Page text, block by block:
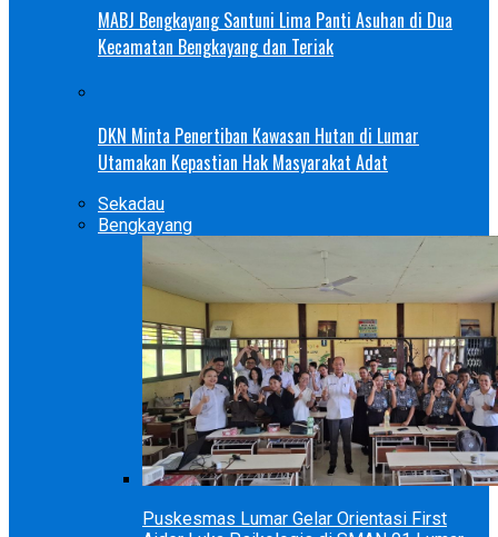
MABJ Bengkayang Santuni Lima Panti Asuhan di Dua
Kecamatan Bengkayang dan Teriak
DKN Minta Penertiban Kawasan Hutan di Lumar
Utamakan Kepastian Hak Masyarakat Adat
Sekadau
Bengkayang
Puskesmas Lumar Gelar Orientasi First